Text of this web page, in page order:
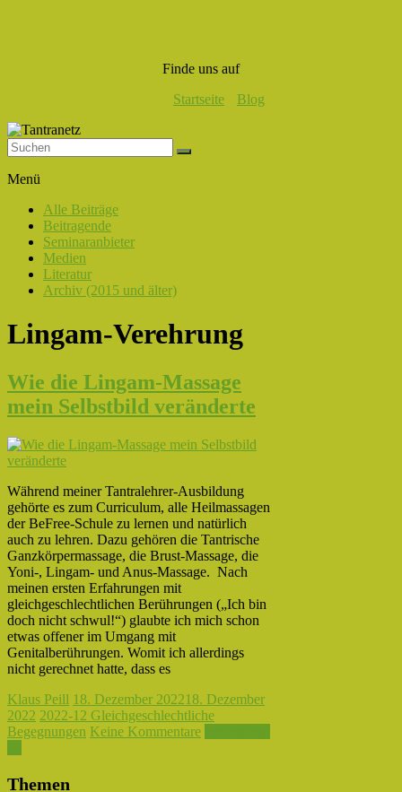
Finde uns auf
Startseite
Blog
Liebe,
Eros
Tantra
Menü
Alle Beiträge
Beitragende
Seminaranbieter
Medien
Literatur
Archiv (2015 und älter)
Lingam-Verehrung
Wie die Lingam-Massage
mein Selbstbild veränderte
Während meiner Tantralehrer-Ausbildung
gehörte es zum Curriculum, alle Heilmassagen
der BeFree-Schule zu lernen und natürlich
auch zu lehren. Dazu gehören die Tantrische
Ganzkörpermassage, die Brust-Massage, die
Yoni-, Lingam- und Anus-Massage. Nach
meinen ersten Erfahrungen mit
gleichgeschlechtlichen Berührungen („Ich bin
doch nicht schwul!“) glaubte ich mich schon
etwas offener im Umgang mit
Genitalberührungen. Womit ich allerdings
nicht gerechnet hatte, dass es
Klaus Peill 18. Dezember 202218. Dezember
2022 2022-12 Gleichgeschlechtliche
Begegnungen Keine Kommentare
Themen